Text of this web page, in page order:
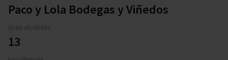
Paco y Lola Bodegas y Viñedos
Grau alcohòlic
13